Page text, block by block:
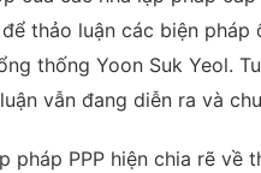
thảo luận các biện
thống Yoon Suk Yeol.
vẫn đang diễn ra và
pháp PPP hiện chia rẽ